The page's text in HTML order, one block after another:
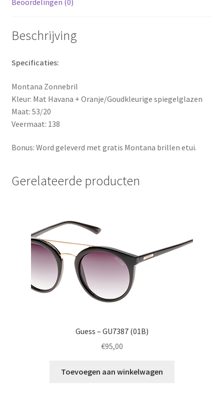
Beschrijving
Specificaties:
Montana Zonnebril
Kleur: Mat Havana + Oranje/Goudkleurige spiegelglazen
Maat: 53/20
Veermaat: 138
Bonus: Word geleverd met gratis Montana brillen etui.
Gerelateerde producten
Guess – GU7387 (01B)
€95,00
Toevoegen aan winkelwagen